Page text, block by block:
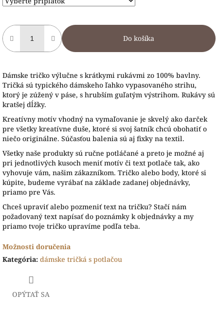
Do košíka
Dámske tričko výlučne s krátkymi rukávmi zo 100% bavlny.
Tričká sú typického dámskeho ľahko vypasovaného strihu,
ktorý je zúžený v páse, s hrubším guľatým výstrihom. Rukávy sú
kratšej dĺžky.
Kreatívny motív vhodný na vymaľovanie je skvelý ako darček
pre všetky kreatívne duše, ktoré si svoj šatník chcú obohatiť o
niečo originálne. Súčasťou balenia sú aj fixky na textil.
Všetky naše produkty sú ručne potláčané a preto je možné aj
pri jednotlivých kusoch meniť motív či text potlače tak, ako
vyhovuje vám, našim zákazníkom. Tričko alebo body, ktoré si
kúpite, budeme vyrábať na základe zadanej objednávky,
priamo pre Vás.
Chceš upraviť alebo pozmeniť text na tričku? Stačí nám
požadovaný text napísať do poznámky k objednávky a my
priamo tvoje tričko upravíme podľa teba.
Možnosti doručenia
Kategória: dámske tričká s potlačou
OPÝTAŤ SA